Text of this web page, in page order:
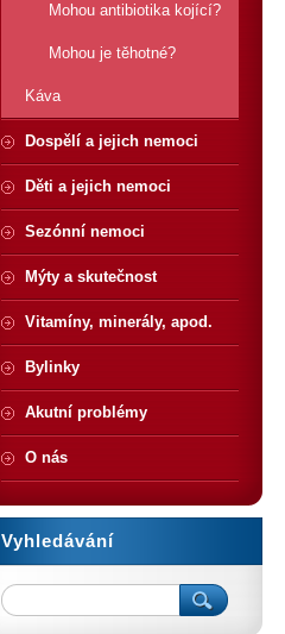
Mohou antibiotika kojící?
Mohou je těhotné?
Káva
Dospělí a jejich nemoci
Děti a jejich nemoci
Sezónní nemoci
Mýty a skutečnost
Vitamíny, minerály, apod.
Bylinky
Akutní problémy
O nás
Vyhledávání